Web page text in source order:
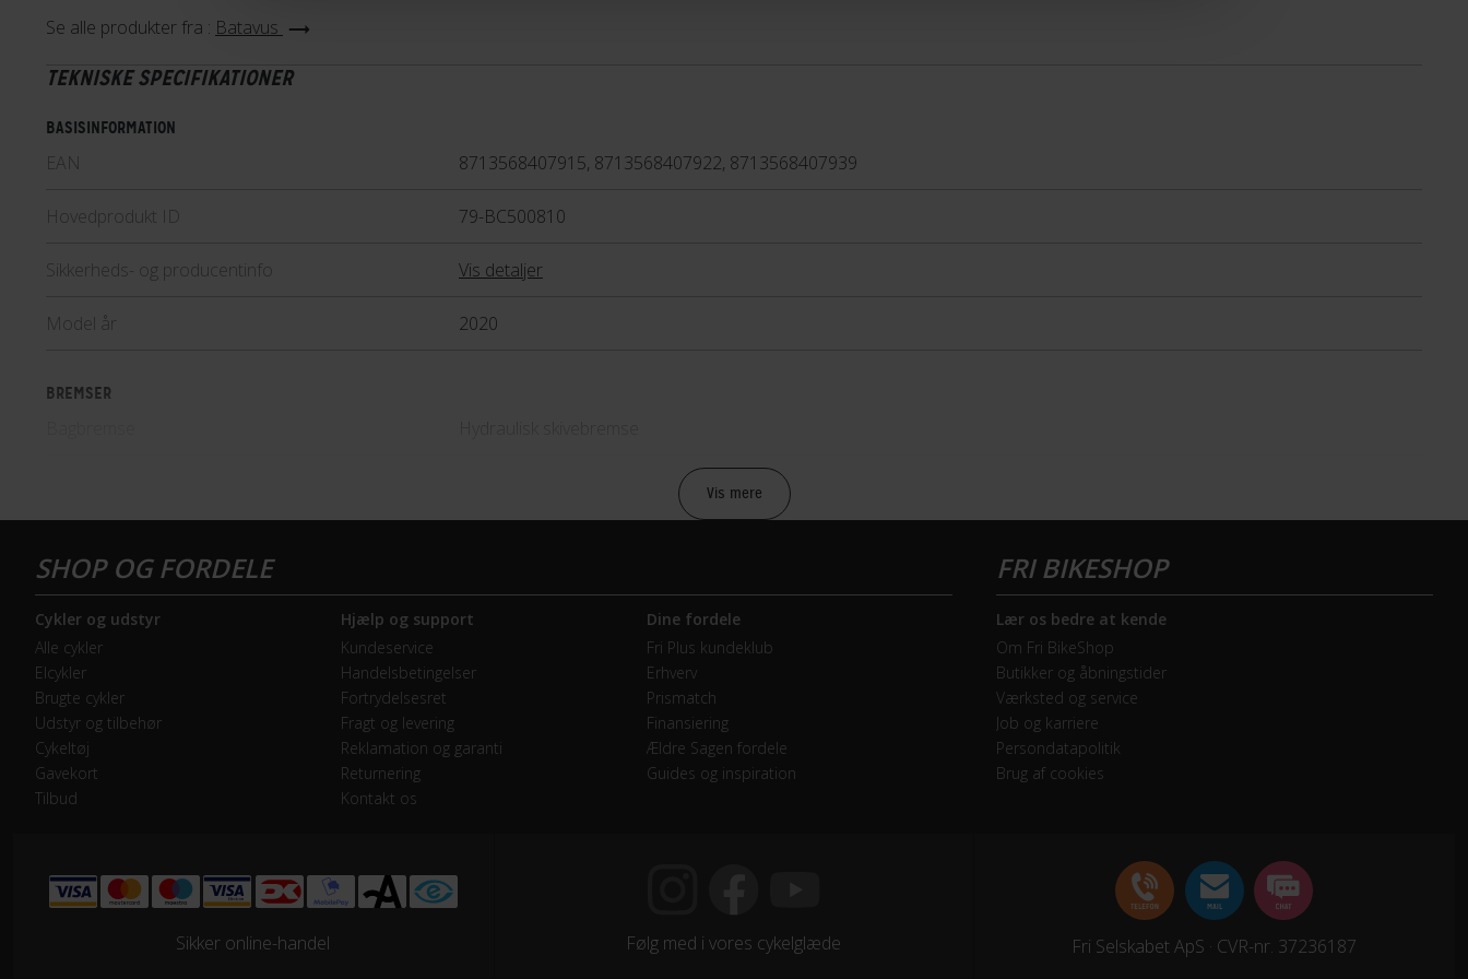
Se alle produkter fra : Batavus
TEKNISKE SPECIFIKATIONER
BASISINFORMATION
EAN 8713568407915, 8713568407922, 8713568407939
Hovedprodukt ID 79-BC500810
Sikkerheds- og producentinfo Vis detaljer
Model år 2020
BREMSER
Hydraulisk skivebremse Tektro
Samlet antal gear
Skiftegreb
HJUL & DÆK
Dæk
Vis mere
Cykler og udstyr
Alle cykler
Elcykler
Brugte cykler
Udstyr og tilbehør
Cykeltøj
Gavekort
Tilbud
Hjælp og support
Kundeservice
Handelsbetingelser
Fortrydelsesret
Fragt og levering
Reklamation og garanti
Returnering
Kontakt os
Dine fordele
Fri Plus kundeklub
Erhverv
Prismatch
Finansiering
Ældre Sagen fordele
Guides og inspiration
Lær os bedre at kende
Om Fri BikeShop
Butikker og åbningstider
Værksted og service
Job og karriere
Persondatapolitik
Brug af cookies
Sikker online-handel Følg med i vores cykelglæde Fri Selskabet ApS · CVR-nr. 37236187